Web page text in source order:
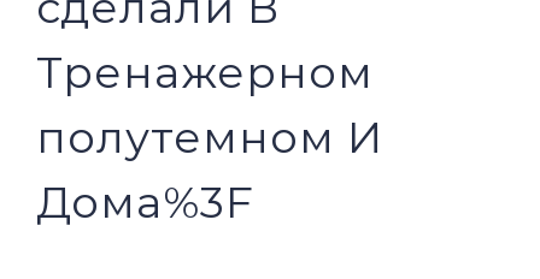
Тренажерном
полутемном И
Дома%3F